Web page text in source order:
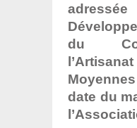
du
date du